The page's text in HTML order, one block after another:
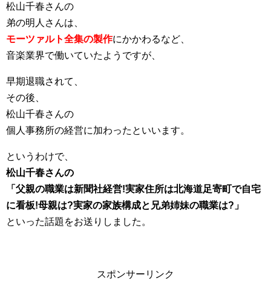
松山千春さんの
弟の明人さんは、
モーツァルト全集の製作にかかわるなど、
音楽業界で働いていたようですが、
早期退職されて、
その後、
松山千春さんの
個人事務所の経営に加わったといいます。
というわけで、
松山千春さんの
「父親の職業は新聞社経営!実家住所は北海道足寄町で自宅
に看板!母親は?実家の家族構成と兄弟姉妹の職業は?」
といった話題をお送りしました。
スポンサーリンク